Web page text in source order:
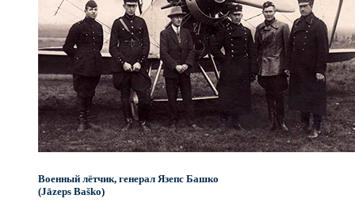
Военный лётчик, генерал Язепс Башко
(Jāzeps Baško)